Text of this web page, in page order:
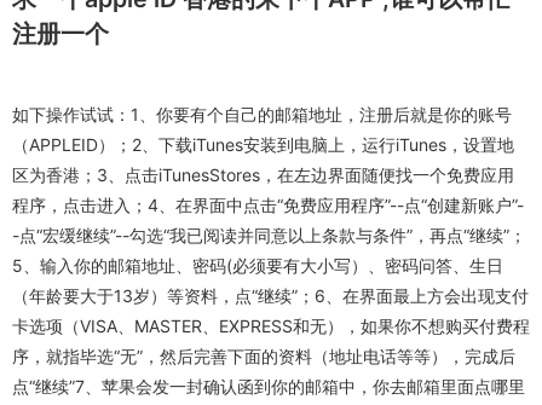
注册一个
如下操作试试：1、你要有个自己的邮箱地址，注册后就是你的账号
（APPLEID）；2、下载iTunes安装到电脑上，运行iTunes，设置地
区为香港；3、点击iTunesStores，在左边界面随便找一个免费应用
程序，点击进入；4、在界面中点击“免费应用程序”--点“创建新账户”-
-点“宏缓继续”--勾选“我已阅读并同意以上条款与条件”，再点“继续”；
5、输入你的邮箱地址、密码(必须要有大小写）、密码问答、生日
（年龄要大于13岁）等资料，点“继续”；6、在界面最上方会出现支付
卡选项（VISA、MASTER、EXPRESS和无），如果你不想购买付费程
序，就指毕选“无”，然后完善下面的资料（地址电话等等），完成后
点“继续”7、苹果会发一封确认函到你的邮箱中，你去邮箱里面点哪里